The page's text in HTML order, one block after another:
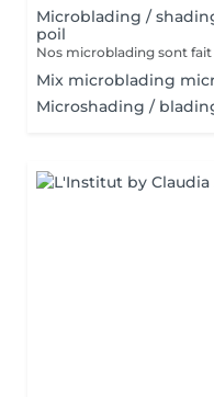
Microblading /
poil
Mix microblading
Microshading /